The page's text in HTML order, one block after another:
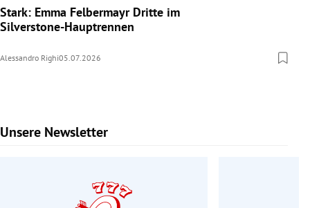
Stark: Emma Felbermayr Dritte im
Silverstone-Hauptrennen
Alessandro Righi05.07.2026
Unsere Newsletter
Slide 1 von 7